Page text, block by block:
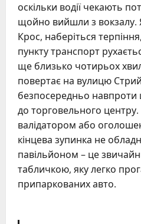
оскільки водії чекають
щойно вийшли з вокзалу.
Крос, наберіться
пункту транспорт
ще близько чотирьох
повертає на вулицю
безпосередньо навпроти
до торговельного
валідатором або
кінцева зупинка не
павільйоном – це
табличкою, яку легко
припаркованих авто.